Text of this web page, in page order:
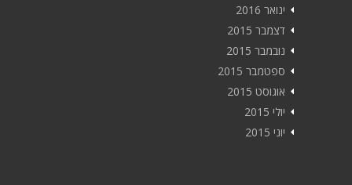
ינואר 2016
דצמבר 2015
נובמבר 2015
ספטמבר 2015
אוגוסט 2015
יולי 2015
יוני 2015